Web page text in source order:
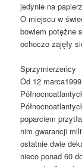
jedynie na
O miejscu w
bowiem potężne
ochoczo zajęły
Sprzymierzeńcy
Od 12
poparciem
nim gwarancji
ostatnie dwie
nieco ponad 60